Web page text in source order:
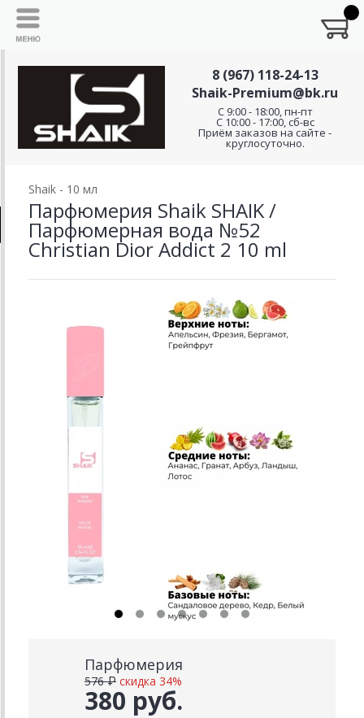
8 (967) 118-24-13
Shaik-Premium@bk.ru
C 9:00 - 18:00, пн-пт
С 10:00 - 17:00, сб-вс
Приём заказов на сайте -
круглосуточно.
Shaik - 10 мл
Парфюмерия Shaik SHAIK /
Парфюмерная вода №52
Christian Dior Addict 2 10 ml
Парфюмерия
380 руб.
576 ₽ скидка 34%